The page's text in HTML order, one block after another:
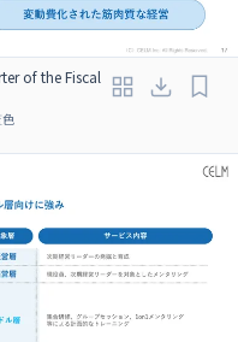
of the Fiscal